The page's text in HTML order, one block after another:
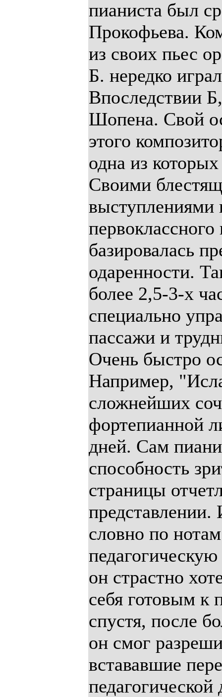
пианиста был
Прокофьева.
из своих пьес
Б. нередко
Впоследствии
Шопена. Свой
этого
одна из
Своими
выступлениями
базировалась
одаренности.
более 2,5-3-х
специально
пассажи и
Очень быстро
Например,
сложнейших
фортепианной
дней. Сам
способность
страницы
представлении.
словно по
он страстно
себя готовым к
спустя, после
он смог
встававшие